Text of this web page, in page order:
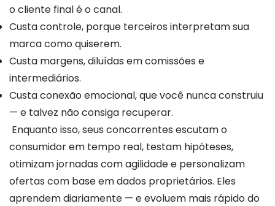
o cliente final é o canal.
Custa controle, porque terceiros interpretam sua
marca como quiserem.
Custa margens, diluídas em comissões e
intermediários.
Custa conexão emocional, que você nunca construiu
— e talvez não consiga recuperar.
Enquanto isso, seus concorrentes escutam o
consumidor em tempo real, testam hipóteses,
otimizam jornadas com agilidade e personalizam
ofertas com base em dados proprietários. Eles
aprendem diariamente — e evoluem mais rápido do